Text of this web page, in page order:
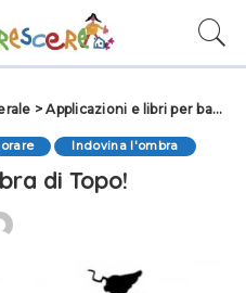
>Applicazioni e libri per bambini
Indovina l'ombra
di Topo!